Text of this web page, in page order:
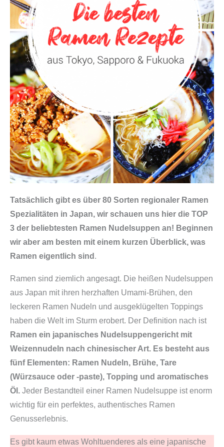
Tatsächlich gibt es über 80 Sorten regionaler Ramen
Spezialitäten in Japan, wir schauen uns hier die TOP
3 der beliebtesten Ramen Nudelsuppen an! Beginnen
wir aber am besten mit einem kurzen Überblick, was
Ramen eigentlich sind .
Ramen sind ziemlich angesagt. Die heißen Nudelsuppen
aus Japan mit ihren herzhaften Umami-Brühen, den
leckeren Ramen Nudeln und ausgeklügelten Toppings
haben die Welt im Sturm erobert. Der Definition nach ist
Ramen ein japanisches Nudelsuppengericht mit
Weizennudeln nach chinesischer Art. Es besteht aus
fünf Elementen: Ramen Nudeln, Brühe, Tare
(Würzsauce oder -paste), Topping und aromatisches
Öl. Jeder Bestandteil einer Ramen Nudelsuppe ist enorm
wichtig für ein perfektes, authentisches Ramen
Genusserlebnis.
Es gibt kaum etwas Wohltuenderes als eine japanische